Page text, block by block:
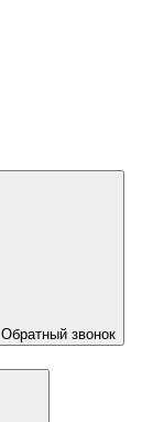
Обратный звонок